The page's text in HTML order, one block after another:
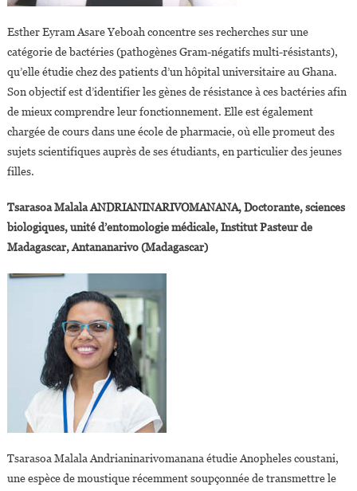
Esther Eyram Asare Yeboah concentre ses recherches sur une
catégorie de bactéries (pathogènes Gram-négatifs multi-résistants),
qu’elle étudie chez des patients d’un hôpital universitaire au Ghana.
Son objectif est d’identifier les gènes de résistance à ces bactéries afin
de mieux comprendre leur fonctionnement. Elle est également
chargée de cours dans une école de pharmacie, où elle promeut des
sujets scientifiques auprès de ses étudiants, en particulier des jeunes
filles.
Tsarasoa Malala ANDRIANINARIVOMANANA, Doctorante, sciences
biologiques, unité d’entomologie médicale, Institut Pasteur de
Madagascar, Antananarivo (Madagascar)
Tsarasoa Malala Andrianinarivomanana étudie Anopheles coustani,
une espèce de moustique récemment soupçonnée de transmettre le